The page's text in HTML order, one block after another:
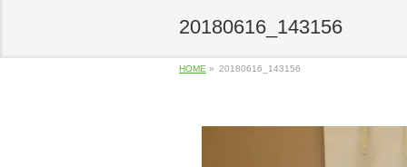
20180616_143156
HOME » 20180616_143156